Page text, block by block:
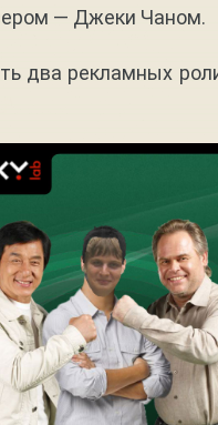
— Джеки Чаном.
два рекламных